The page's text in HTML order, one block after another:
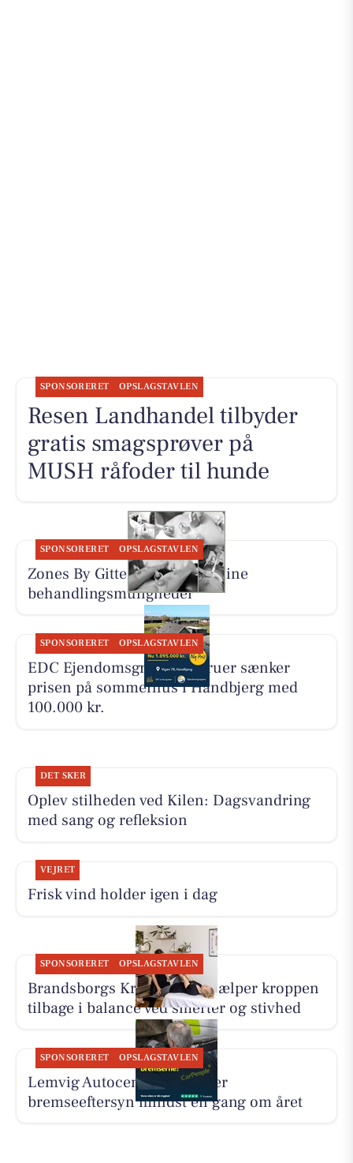
SPONSORERET OPSLAGSTAVLEN
Resen Landhandel tilbyder
gratis smagsprøver på
MUSH råfoder til hunde
SPONSORERET OPSLAGSTAVLEN
Zones By Gitte præsenterer sine
behandlingsmuligheder
SPONSORERET OPSLAGSTAVLEN
EDC Ejen­doms­grup­pen Struer sænker
prisen på sommerhus i Handbjerg med
100.000 kr.
DET SKER
Oplev stilheden ved Kilen: Dagsvandring
med sang og refleksion
VEJRET
Frisk vind holder igen i dag
SPONSORERET OPSLAGSTAVLEN
Brandsborgs Kropsterapi hjælper kroppen
tilbage i balance ved smerter og stivhed
SPONSORERET OPSLAGSTAVLEN
Lemvig Autocenter anbefaler
bremseeftersyn mindst én gang om året